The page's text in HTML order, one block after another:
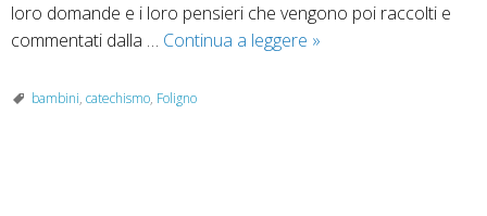
loro domande e i loro pensieri che vengono poi raccolti e
commentati dalla … Continua a leggere TV2000
»
bambini, catechismo, Foligno